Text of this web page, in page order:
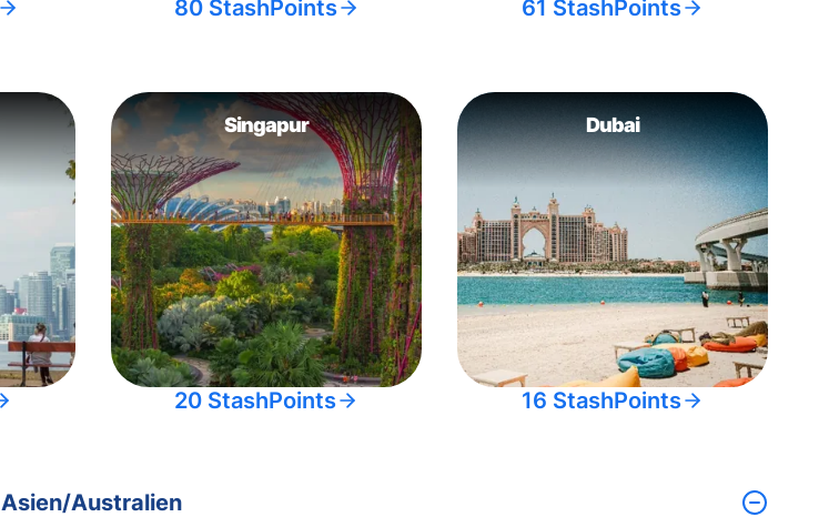
80 StashPoints 61 StashPoints
Singapur
20 StashPoints
Dubai
16 StashPoints
Asien/Australien